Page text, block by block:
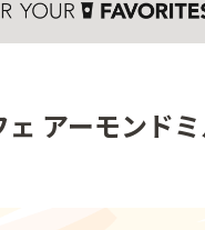
ェ アーモンド